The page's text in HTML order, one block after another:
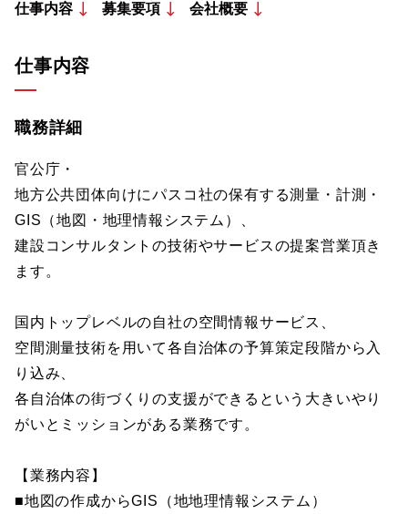
仕事内容 募集要項 会社概要
仕事内容
職務詳細
官公庁・
地方公共団体向けにパスコ社の保有する測量・計測・
GIS（地図・地理情報システム）、
建設コンサルタントの技術やサービスの提案営業頂き
ます。
国内トップレベルの自社の空間情報サービス、
空間測量技術を用いて各自治体の予算策定段階から入
り込み、
各自治体の街づくりの支援ができるという大きいやり
がいとミッションがある業務です。
【業務内容】
■地図の作成からGIS（地地理情報システム）